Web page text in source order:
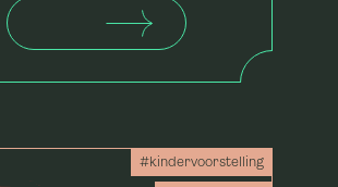
#kindervoorstelling